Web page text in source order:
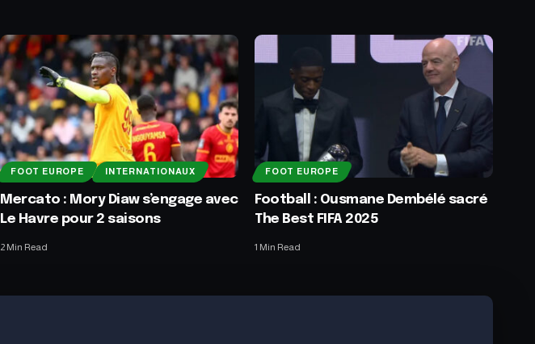
FOOT EUROPE INTERNATIONAUX
Mercato : Mory Diaw s’engage avec
Le Havre pour 2 saisons
2 Min Read
FOOT EUROPE
Football : Ousmane Dembélé sacré
The Best FIFA 2025
1 Min Read